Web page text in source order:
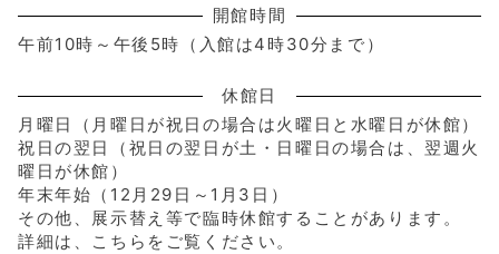
開館時間
午前10時～午後5時（入館は4時30分まで）
休館日
月曜日（月曜日が祝日の場合は火曜日と水曜日が休館）
祝日の翌日（祝日の翌日が土・日曜日の場合は、翌週火
曜日が休館）
年末年始（12月29日～1月3日）
その他、展示替え等で臨時休館することがあります。
詳細は、こちらをご覧ください。